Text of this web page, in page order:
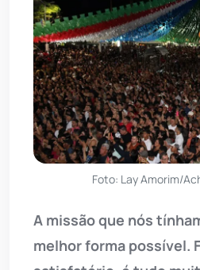
Foto: Lay Amorim/
A missão que nós
melhor forma possível.